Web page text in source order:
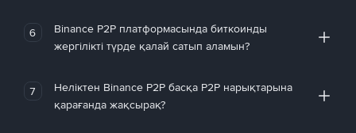
6
Binance P2P платформасында биткоинды
жергілікті түрде қалай сатып аламын?
7
Неліктен Binance P2P басқа P2P нарықтарына
қарағанда жақсырақ?